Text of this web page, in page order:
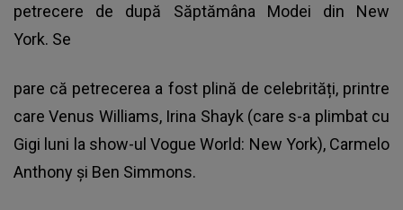
petrecere de după Săptămâna Modei din New
York. Se
pare că petrecerea a fost plină de celebrități, printre
care Venus Williams, Irina Shayk (care s-a plimbat cu
Gigi luni la show-ul Vogue World: New York), Carmelo
Anthony și Ben Simmons.